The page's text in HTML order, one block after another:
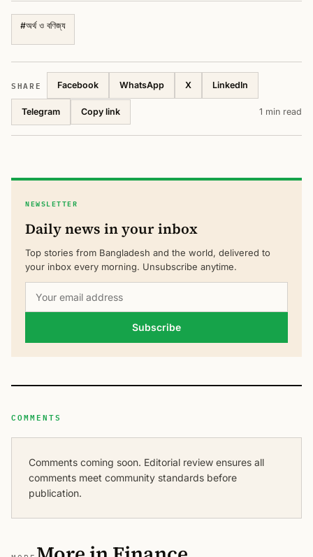
#অর্থ ও বণিজ্য
SHARE Facebook WhatsApp X LinkedIn
Telegram Copy link 1 min read
NEWSLETTER
Daily news in your inbox
Top stories from Bangladesh and the world, delivered to
your inbox every morning. Unsubscribe anytime.
Subscribe
COMMENTS
Comments coming soon. Editorial review ensures all
comments meet community standards before
publication.